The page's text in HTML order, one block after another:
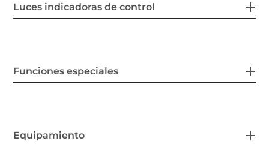
Luces indicadoras de control
Funciones especiales
Equipamiento